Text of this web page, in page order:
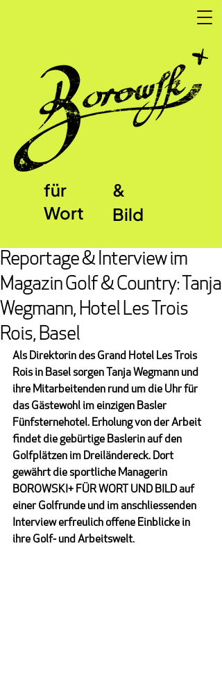
für
Wort
&
Bild
Reportage & Interview im
Magazin Golf & Country: Tanja
Wegmann, Hotel Les Trois
Rois, Basel
Als Direktorin des Grand Hotel Les Trois
Rois in Basel sorgen Tanja Wegmann und
ihre Mitarbeitenden rund um die Uhr für
das Gästewohl im einzigen Basler
Fünfsternehotel. Erholung von der Arbeit
findet die gebürtige Baslerin auf den
Golfplätzen im Dreiländereck. Dort
gewährt die sportliche Managerin
BOROWSKI+ FÜR WORT UND BILD auf
einer Golfrunde und im anschliessenden
Interview erfreulich offene Einblicke in
ihre Golf- und Arbeitswelt.